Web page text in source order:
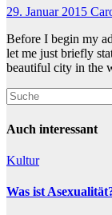
29. Januar 2015
Before I begin my
let me just briefly
beautiful city in the
Auch interessant
Kultur
Was ist